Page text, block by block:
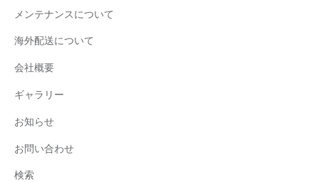
メンテナンスについて
海外配送について
会社概要
ギャラリー
お知らせ
お問い合わせ
検索